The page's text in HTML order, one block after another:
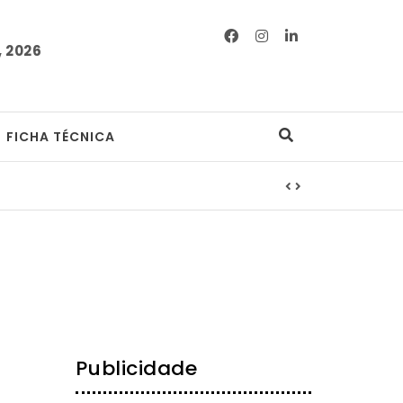
2026
FICHA TÉCNICA
Publicidade